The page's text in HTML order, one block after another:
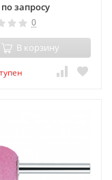
запросу
0
В корзину